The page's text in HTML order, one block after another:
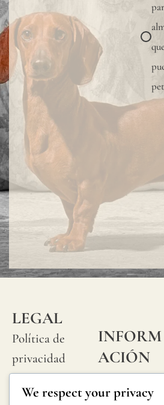
LEGAL
Política de
privacidad
Política de
INFORM
ACIÓN
Preguntas
frecuentes
We respect your privacy